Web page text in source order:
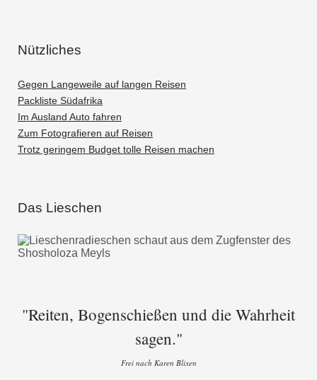
Nützliches
Gegen Langeweile auf langen Reisen
Packliste Südafrika
Im Ausland Auto fahren
Zum Fotografieren auf Reisen
Trotz geringem Budget tolle Reisen machen
Das Lieschen
"Reiten, Bogenschießen und die Wahrheit
sagen."
Frei nach Karen Blixen